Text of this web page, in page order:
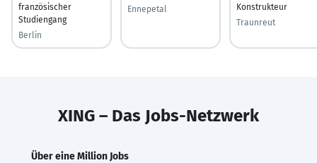
französischer
Studiengang
Berlin
Ennepetal
Konstrukteur
Traunreut
XING – Das Jobs-Netzwerk
Über eine Million Jobs